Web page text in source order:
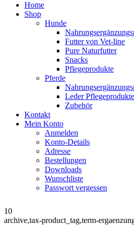
Home
Shop
Hunde
Futter von Vet-line
Pure Naturfutter
Snacks
Pflegeprodukte
Pferde
Leder Pflegeprodukte
Zubehör
Kontakt
Mein Konto
Anmelden
Konto-Details
Adresse
Bestellungen
Downloads
Wunschliste
Passwort vergessen
10
archive,tax-product_tag,term-